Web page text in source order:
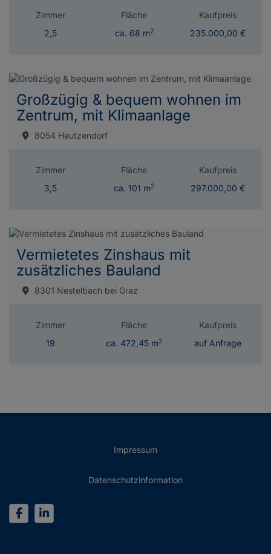
Zimmer
2,5
Fläche
ca. 68 m2
Kaufpreis
235.000,00 €
Großzügig & bequem wohnen im
Zentrum, mit Klimaanlage
8054 Hautzendorf
Zimmer
3,5
Fläche
ca. 101 m2
Kaufpreis
297.000,00 €
Vermietetes Zinshaus mit
zusätzliches Bauland
8301 Nestelbach bei Graz
Zimmer
19
Fläche
ca. 472,45 m2
Kaufpreis
auf Anfrage
Impressum
Datenschutzinformation